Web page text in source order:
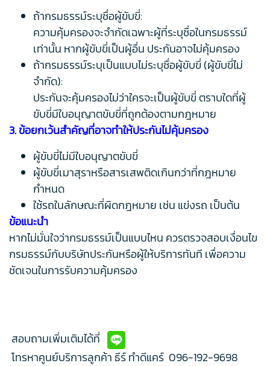
ถ้ากรมธรรม์ระบุชื่อผู้ขับขี่:
ความคุ้มครองจะจำกัดเฉพาะผู้ที่ระบุชื่อในกรมธรรม์
เท่านั้น หากผู้ขับขี่เป็นผู้อื่น ประกันอาจไม่คุ้มครอง
ถ้ากรมธรรม์ระบุเป็นแบบไม่ระบุชื่อผู้ขับขี่ (ผู้ขับขี่ไม่
จำกัด):
ประกันจะคุ้มครองไม่ว่าใครจะเป็นผู้ขับขี่ ตราบใดที่ผู้
ขับขี่มีใบอนุญาตขับขี่ที่ถูกต้องตามกฎหมาย
3. ข้อยกเว้นสำคัญที่อาจทำให้ประกันไม่คุ้มครอง
ผู้ขับขี่ไม่มีใบอนุญาตขับขี่
ผู้ขับขี่เมาสุราหรือสารเสพติดเกินกว่าที่กฎหมาย
กำหนด
ใช้รถในลักษณะที่ผิดกฎหมาย เช่น แข่งรถ เป็นต้น
ข้อแนะนำ
หากไม่มั่นใจว่ากรมธรรม์เป็นแบบไหน ควรตรวจสอบเงื่อนไข
กรมธรรม์กับบริษัทประกันหรือผู้ให้บริการทันที เพื่อความ
ชัดเจนในการรับความคุ้มครอง
สอบถามเพิ่มเติมได้ที่
โทรหาคูนย์บริการลูกค้า ธีร์ ทำดีแคร์ 096-192-9698